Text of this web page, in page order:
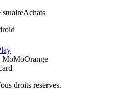
Orange
droits reserves.